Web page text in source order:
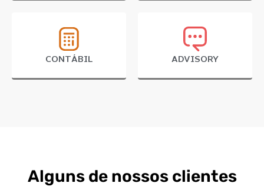
CONTÁBIL ADVISORY
Alguns de nossos clientes